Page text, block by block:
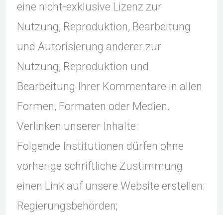
eine nicht-exklusive Lizenz zur
Nutzung, Reproduktion, Bearbeitung
und Autorisierung anderer zur
Nutzung, Reproduktion und
Bearbeitung Ihrer Kommentare in allen
Formen, Formaten oder Medien.
Verlinken unserer Inhalte:
Folgende Institutionen dürfen ohne
vorherige schriftliche Zustimmung
einen Link auf unsere Website erstellen:
Regierungsbehörden;